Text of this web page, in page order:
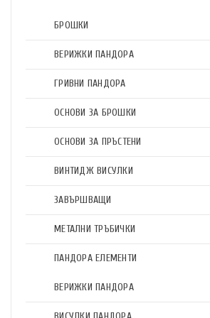
БРОШКИ
ВЕРИЖКИ ПАНДОРА
ГРИВНИ ПАНДОРА
ОСНОВИ ЗА БРОШКИ
ОСНОВИ ЗА ПРЪСТЕНИ
ВИНТИДЖ ВИСУЛКИ
ЗАВЪРШВАЩИ
МЕТАЛНИ ТРЪБИЧКИ
ПАНДОРА ЕЛЕМЕНТИ
ВЕРИЖКИ ПАНДОРА